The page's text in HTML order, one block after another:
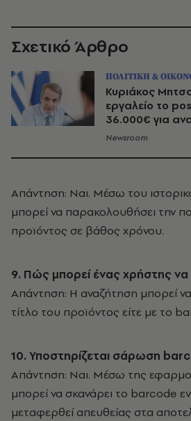
Σχετικό Άρθρο
ΠΟΛΙΤΙΚΗ &
Κυριάκος
εργαλείο το
36.000€ για
Newsroom
Απάντηση: Ναι. Μέσω του
μπορεί να παρακολουθήσει την
προϊόντος σε βάθος χρόνου.
9. Πώς μπορεί ένας χρήστης να
Απάντηση: Η αναζήτηση μπορεί να
τίτλο του προϊόντος είτε με το
10. Υποστηρίζεται σάρωση
Απάντηση: Ναι. Μέσω της
μπορεί να σκανάρει το barcode
μεταφερθεί απευθείας στα